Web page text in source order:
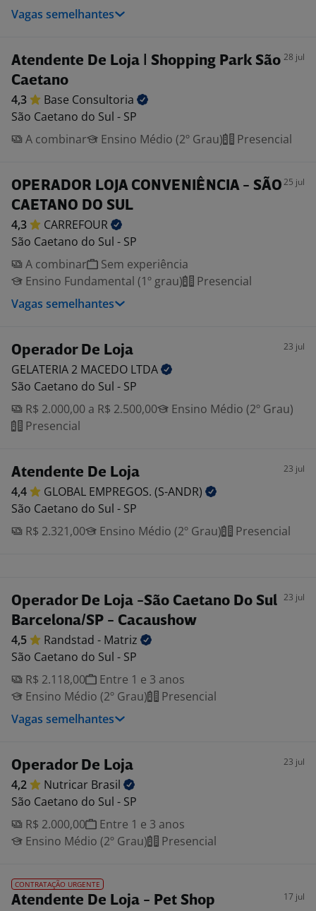
Vagas semelhantes
Atendente De Loja | Shopping Park São
Caetano
28 jul
4,3 Base Consultoria
São Caetano do Sul - SP
A combinar
Ensino Médio (2º Grau) Presencial
OPERADOR LOJA CONVENIÊNCIA - SÃO
CAETANO DO SUL
25 jul
4,3
CARREFOUR
São Caetano do Sul - SP
A combinar
Sem experiência
Ensino Fundamental (1º grau)
Presencial
Vagas semelhantes
Operador De Loja 23 jul
GELATERIA 2 MACEDO LTDA
São Caetano do Sul - SP
R$ 2.000,00 a R$ 2.500,00
Ensino Médio (2º Grau)
Presencial
Atendente De Loja 23 jul
4,4 GLOBAL EMPREGOS. (S-ANDR)
São Caetano do Sul - SP
R$ 2.321,00
Ensino Médio (2º Grau) Presencial
Operador De Loja -São Caetano Do Sul
Barcelona/SP - Cacaushow
23 jul
4,5 Randstad - Matriz
São Caetano do Sul - SP
R$ 2.118,00
Entre 1 e 3 anos
Ensino Médio (2º Grau)
Presencial
Vagas semelhantes
Operador De Loja 23 jul
4,2 Nutricar Brasil
São Caetano do Sul - SP
R$ 2.000,00
Entre 1 e 3 anos
Ensino Médio (2º Grau)
Presencial
CONTRATAÇÃO URGENTE
Atendente De Loja - Pet Shop 17 jul